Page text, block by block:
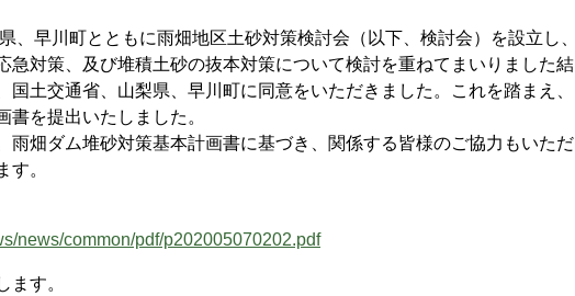
早川町とともに雨畑地区土砂対策検討会（以下、検討会）を設立し、
急対策、及び堆積土砂の抜本対策について検討を重ねてまいりました結
土交通省、山梨県、早川町に同意をいただきました。これを踏まえ、
を提出いたしました。
畑ダム堆砂対策基本計画書に基づき、関係する皆様のご協力もいただ
す。
news/common/pdf/p202005070202.pdf
す。